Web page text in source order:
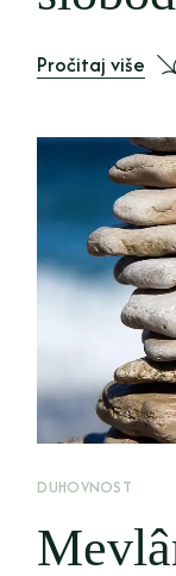
Pročitaj više
DUHOVNOST